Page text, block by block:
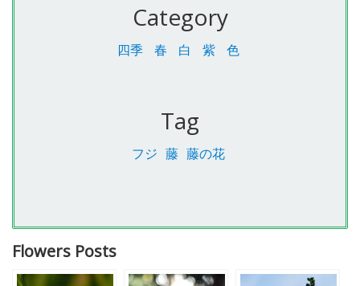
Category
四季 春 白 紫 色
Tag
フジ 藤 藤の花
Flowers Posts